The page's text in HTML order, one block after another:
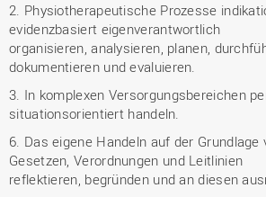
2. Physiotherapeutische Prozesse
evidenzbasiert eigenverantwortlich
organisieren, analysieren, planen,
dokumentieren und evaluieren.
3. In komplexen Versorgungsbereichen
situationsorientiert handeln.
6. Das eigene Handeln auf der Grundlage
Gesetzen, Verordnungen und Leitlinien
reflektieren, begründen und an diesen